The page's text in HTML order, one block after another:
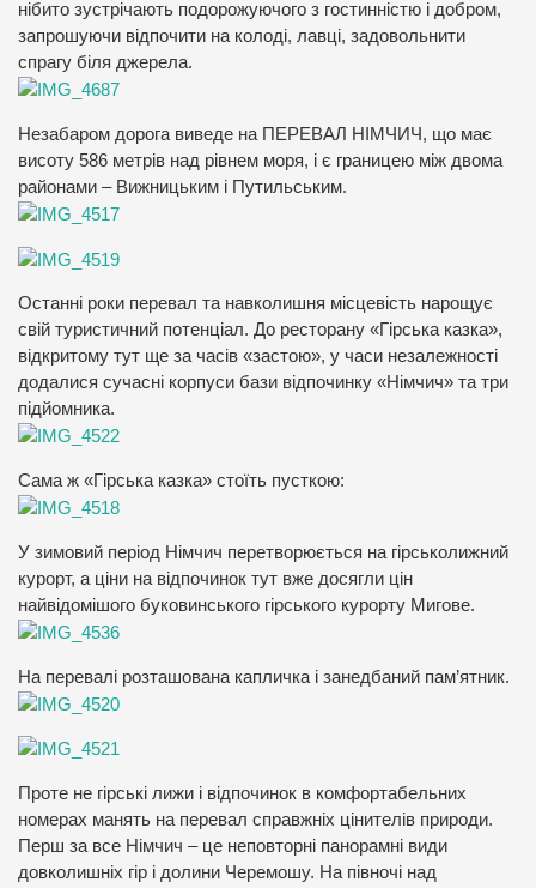
нібито зустрічають подорожуючого з гостинністю і добром,
запрошуючи відпочити на колоді, лавці, задовольнити
спрагу біля джерела.
Незабаром дорога виведе на ПЕРЕВАЛ НІМЧИЧ, що має
висоту 586 метрів над рівнем моря, і є границею між двома
районами – Вижницьким і Путильським.
Останні роки перевал та навколишня місцевість нарощує
свій туристичний потенціал. До ресторану «Гірська казка»,
відкритому тут ще за часів «застою», у часи незалежності
додалися сучасні корпуси бази відпочинку «Німчич» та три
підйомника.
Сама ж «Гірська казка» стоїть пусткою:
У зимовий період Німчич перетворюється на гірськолижний
курорт, а ціни на відпочинок тут вже досягли цін
найвідомішого буковинського гірського курорту Мигове.
На перевалі розташована капличка і занедбаний пам’ятник.
Проте не гірські лижи і відпочинок в комфортабельних
номерах манять на перевал справжніх цінителів природи.
Перш за все Німчич – це неповторні панорамні види
довколишніх гір і долини Черемошу. На півночі над